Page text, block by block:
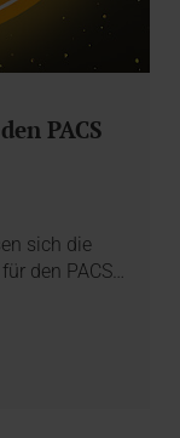
PACS
sich die
den PACS…